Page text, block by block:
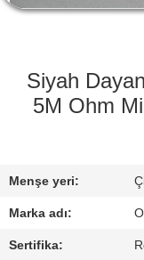
FABRIKA
KALITE
BIZIMLE
ILETIŞIME
GEÇIN
Siyah
5M Ohm
Menşe yeri:
Marka adı:
Sertifika: